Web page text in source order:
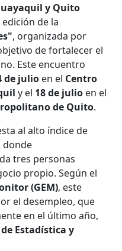
y Quito
de la
, organizada por
de fortalecer el
Este encuentro
de julio en el Centro
y el 18 de julio en el
de Quito.
al alto índice de
donde
tres personas
propio. Según el
(GEM), este
el desempleo, que
en el último año,
Estadística y